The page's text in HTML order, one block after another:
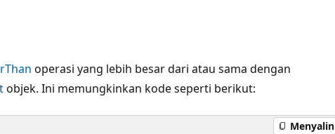
operasi yang lebih besar dari atau sama dengan
objek. Ini memungkinkan kode seperti berikut:
Menyalin